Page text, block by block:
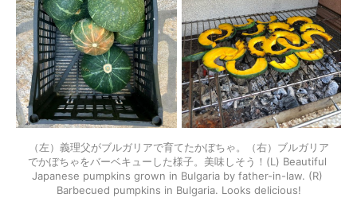
（左）義理父がブルガリアで育てたかぼちゃ。（右）ブルガリア
でかぼちゃをバーベキューした様子。美味しそう！(L) Beautiful
Japanese pumpkins grown in Bulgaria by father-in-law. (R)
Barbecued pumpkins in Bulgaria. Looks delicious!